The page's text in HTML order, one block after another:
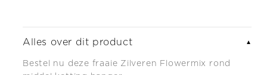
hanger
hanger
Alles over dit product ▼
Bestel nu deze fraaie Zilveren Flowermix rond